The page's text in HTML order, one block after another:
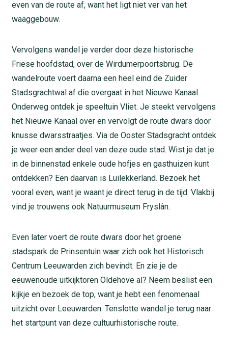
even van de route af, want het ligt niet ver van het
waaggebouw.
Vervolgens wandel je verder door deze historische
Friese hoofdstad, over de Wirdumerpoortsbrug. De
wandelroute voert daarna een heel eind de Zuider
Stadsgrachtwal af die overgaat in het Nieuwe Kanaal.
Onderweg ontdek je speeltuin Vliet. Je steekt vervolgens
het Nieuwe Kanaal over en vervolgt de route dwars door
knusse dwarsstraatjes. Via de Ooster Stadsgracht ontdek
je weer een ander deel van deze oude stad. Wist je dat je
in de binnenstad enkele oude hofjes en gasthuizen kunt
ontdekken? Een daarvan is Luilekkerland. Bezoek het
vooral even, want je waant je direct terug in de tijd. Vlakbij
vind je trouwens ook Natuurmuseum Fryslân.
Even later voert de route dwars door het groene
stadspark de Prinsentuin waar zich ook het Historisch
Centrum Leeuwarden zich bevindt. En zie je de
eeuwenoude uitkijktoren Oldehove al? Neem beslist een
kijkje en bezoek de top, want je hebt een fenomenaal
uitzicht over Leeuwarden. Tenslotte wandel je terug naar
het startpunt van deze cultuurhistorische route.